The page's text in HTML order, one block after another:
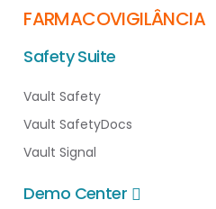
FARMACOVIGILÂNCIA
Safety Suite
Vault Safety
Vault SafetyDocs
Vault Signal
Demo Center